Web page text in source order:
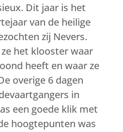
Dit jaar is het
van de heilige
zij Nevers.
het klooster waar
heeft en waar ze
overige 6 dagen
in
een goede klik met
hoogtepunten was